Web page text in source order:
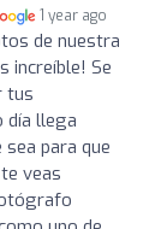
1 year ago
de nuestra
increíble! Se
tus
día llega
para que
veas